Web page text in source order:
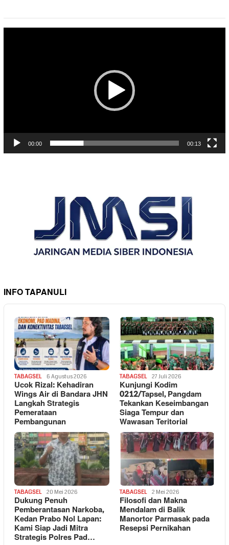
00:00 00:13
INFO TAPANULI
TABAGSEL 6 Agustus 2026
Ucok Rizal: Kehadiran
Wings Air di Bandara JHN
Langkah Strategis
Pemerataan
Pembangunan
TABAGSEL 27 Juli 2026
Kunjungi Kodim
0212/Tapsel, Pangdam
Tekankan Keseimbangan
Siaga Tempur dan
Wawasan Teritorial
TABAGSEL 20 Mei 2026
Dukung Penuh
Pemberantasan Narkoba,
Kedan Prabo Nol Lapan:
Kami Siap Jadi Mitra
Strategis Polres Pad…
TABAGSEL 2 Mei 2026
Filosofi dan Makna
Mendalam di Balik
Manortor Parmasak pada
Resepsi Pernikahan